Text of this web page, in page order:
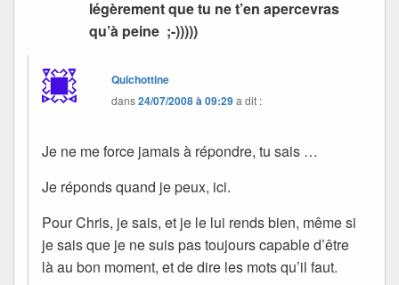
légèrement que tu ne t’en apercevras
qu’à peine ;-)))))
Quichottine
dans24/07/2008 à 09:29a dit :
Je ne me force jamais à répondre, tu sais …
Je réponds quand je peux, ici.
Pour Chris, je sais, et je le lui rends bien, même si
je sais que je ne suis pas toujours capable d’être
là au bon moment, et de dire les mots qu’il faut.